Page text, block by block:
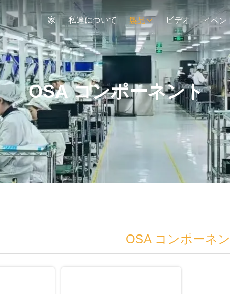
家 私達について 製品 ビデオ イベン
OSA コンポーネント
OSA コンポーネ